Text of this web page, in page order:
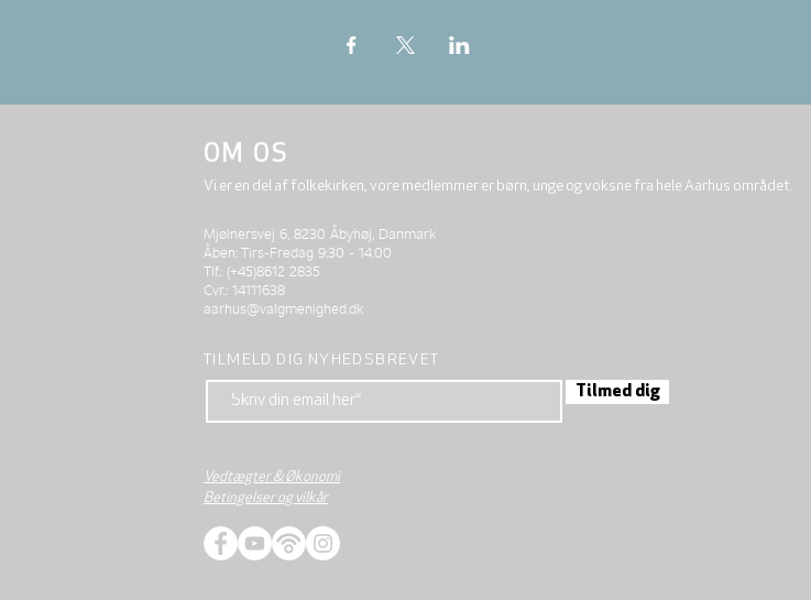
OM OS
Vi er en del af folkekirken, vore medlemmer er børn, unge og voksne fra hele Aarhus området.
Mjølnersvej 6, 8230 Åbyhøj, Danmark
Åben: Tirs-Fredag 9:30 - 14.00
Tlf.: (+45)8612 2835
Cvr.: 14111638
aarhus@valgmenighed.dk
TILMELD DIG NYHEDSBREVET
Tilmed dig
Vedtægter & Økonomi
Betingelser og vilkår